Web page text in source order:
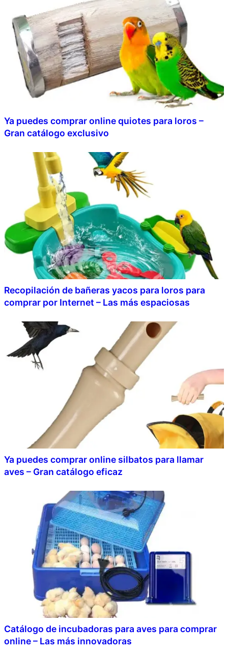
Ya puedes comprar online quiotes para loros –
Gran catálogo exclusivo
Recopilación de bañeras yacos para loros para
comprar por Internet – Las más espaciosas
Ya puedes comprar online silbatos para llamar
aves – Gran catálogo eficaz
Catálogo de incubadoras para aves para comprar
online – Las más innovadoras